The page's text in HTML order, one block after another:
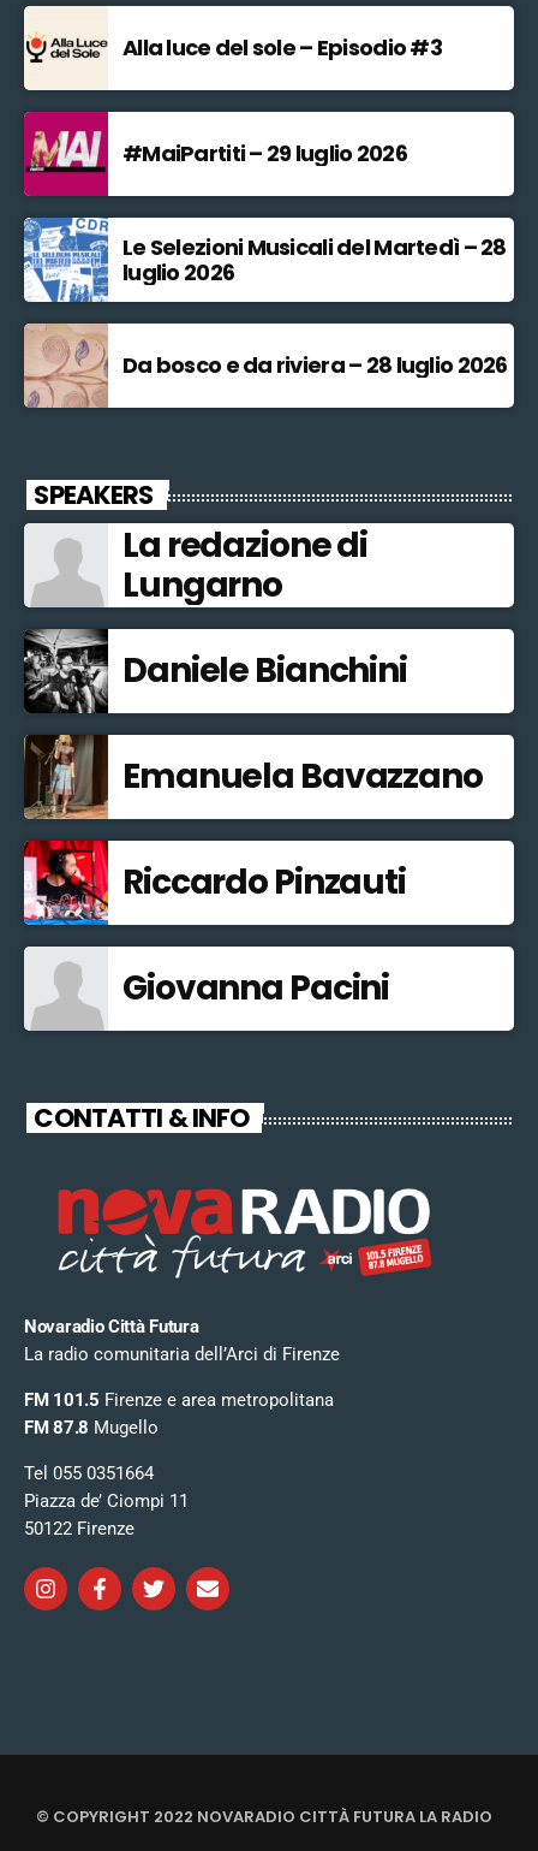
Alla luce del sole – Episodio #3
#MaiPartiti – 29 luglio 2026
Le Selezioni Musicali del Martedì – 28
luglio 2026
Da bosco e da riviera – 28 luglio 2026
SPEAKERS
La redazione di
Lungarno
Daniele Bianchini
Emanuela Bavazzano
Riccardo Pinzauti
Giovanna Pacini
CONTATTI & INFO
Novaradio Città Futura
La radio comunitaria dell’Arci di Firenze
FM 101.5 Firenze e area metropolitana
FM 87.8 Mugello
Tel 055 0351664
Piazza de’ Ciompi 11
50122 Firenze
© COPYRIGHT 2022 NOVARADIO CITTÀ FUTURA LA RADIO